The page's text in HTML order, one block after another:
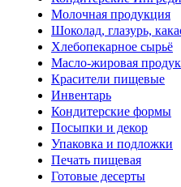
Молочная продукция
Шоколад, глазурь,
Хлебопекарное сырьё
Масло-жировая
Красители пищевые
Инвентарь
Кондитерские формы
Посыпки и декор
Упаковка и подложки
Печать пищевая
Готовые десерты